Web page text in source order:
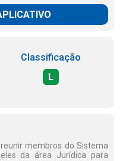
Classificação
L
membros do Sistema
da área Jurídica para